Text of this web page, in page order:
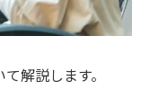
解説します。